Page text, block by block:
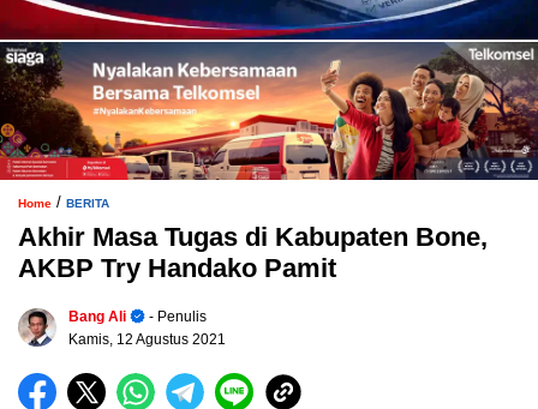
Home / BERITA
Akhir Masa Tugas di Kabupaten Bone,
AKBP Try Handako Pamit
Bang Ali
- Penulis
Kamis, 12 Agustus 2021